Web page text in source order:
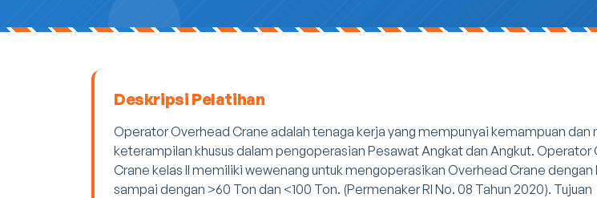
Deskripsi Pelatihan
Operator Overhead Crane adalah tenaga kerja yang mempunyai kemampuan dan
keterampilan khusus dalam pengoperasian Pesawat Angkat dan Angkut. Operator
Crane kelas II memiliki wewenang untuk mengoperasikan Overhead Crane dengan
sampai dengan >60 Ton dan <100 Ton. (Permenaker RI No. 08 Tahun 2020). Tujuan